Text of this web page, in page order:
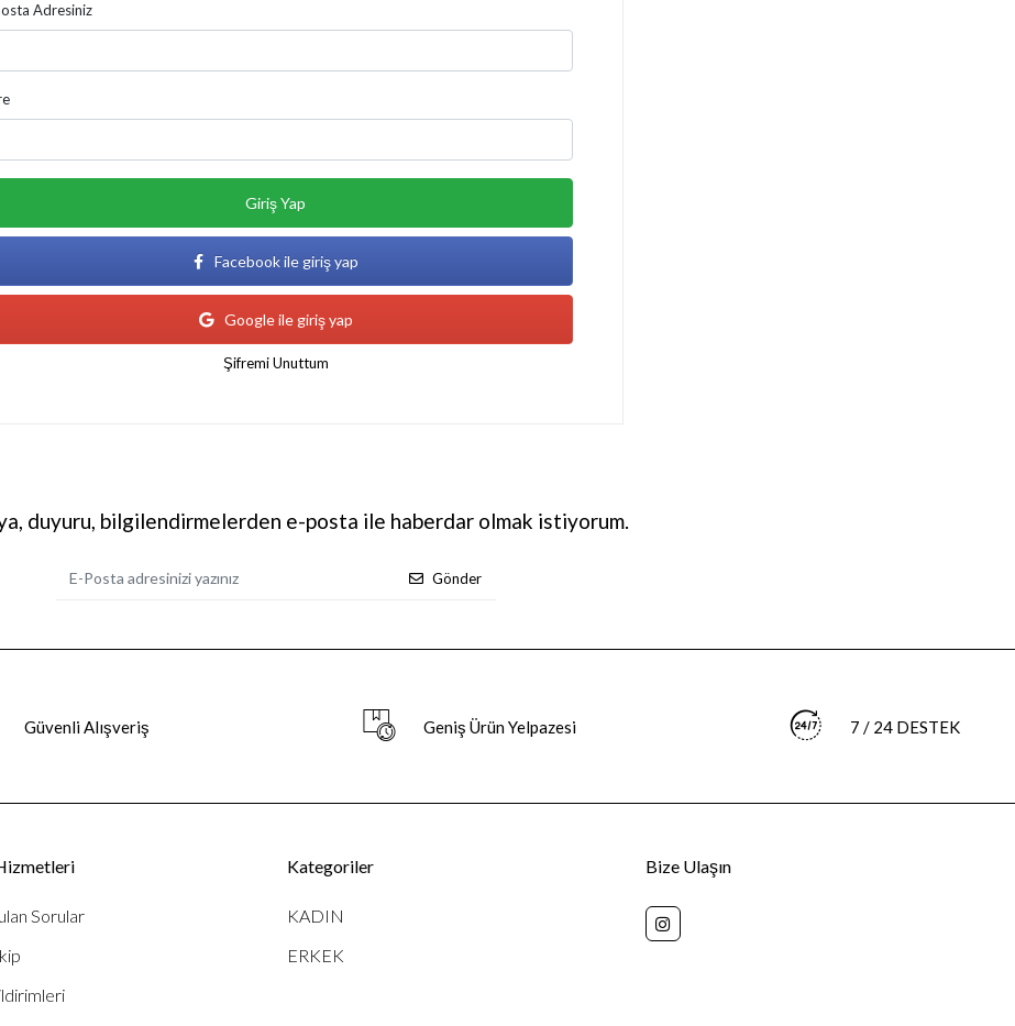
Adresiniz
Giriş Yap
Facebook ile giriş yap
Google ile giriş yap
Şifremi Unuttum
duyuru, bilgilendirmelerden e-posta ile haberdar olmak istiyorum.
Gönder
Güvenli Alışveriş Geniş Ürün Yelpazesi 7 / 24 DESTEK
Sorular
Kategoriler
KADIN
ERKEK
Bize Ulaşın